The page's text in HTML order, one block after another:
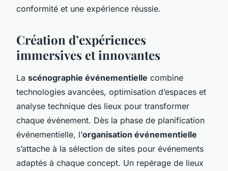
conformité et une expérience réussie.
Création d’expériences
immersives et innovantes
La scénographie événementielle combine
technologies avancées, optimisation d’espaces et
analyse technique des lieux pour transformer
chaque événement. Dès la phase de planification
événementielle, l’organisation événementielle
s’attache à la sélection de sites pour événements
adaptés à chaque concept. Un repérage de lieux